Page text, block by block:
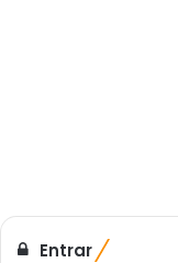
Entrar